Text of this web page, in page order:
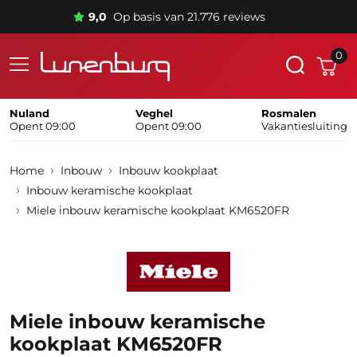
9,0 Op basis van 21.776 reviews
0
Nuland
Opent 09:00
Veghel
Opent 09:00
Rosmalen
Vakantiesluiting
Home Inbouw
Inbouw kookplaat
Inbouw keramische kookplaat
Miele inbouw keramische kookplaat KM6520FR
Miele inbouw keramische
kookplaat KM6520FR